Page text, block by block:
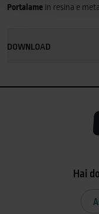
Portalame in resina e
DOWNLOAD
Hai